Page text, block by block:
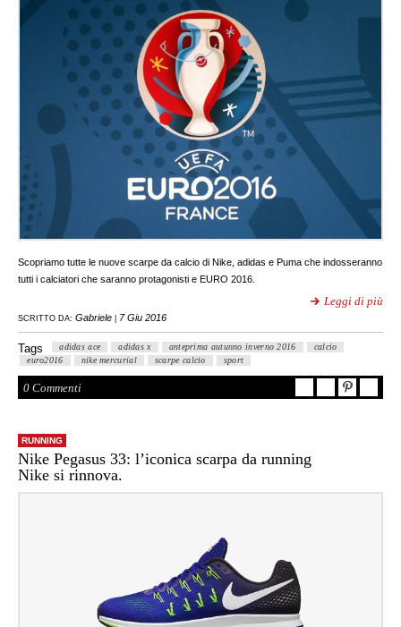
Scopriamo tutte le nuove scarpe da calcio di Nike, adidas e Puma che indosseranno
tutti i calciatori che saranno protagonisti e EURO 2016.
Leggi di più
SCRITTO DA: Gabriele 7 Giu 2016
Tags adidas ace adidas x anteprima autunno inverno 2016
calcio
euro2016
nike mercurial scarpe calcio sport
0 Commenti
RUNNING
Nike Pegasus 33: l’iconica scarpa da running
Nike si rinnova.